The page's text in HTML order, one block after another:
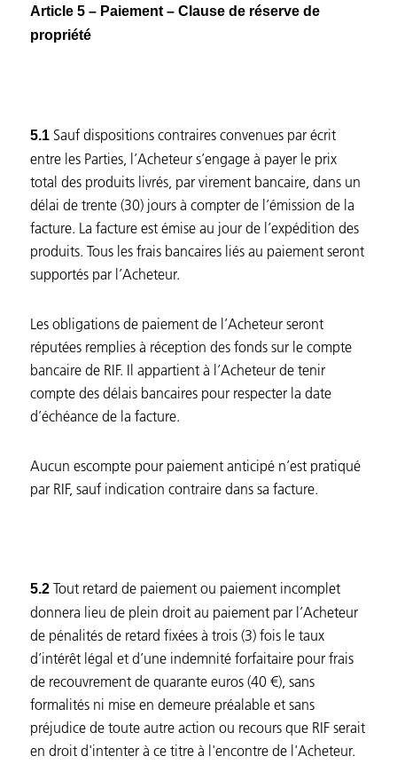
Article 5 – Paiement – Clause de réserve de
propriété
5.1 Sauf dispositions contraires convenues par écrit
entre les Parties, l’Acheteur s’engage à payer le prix
total des produits livrés, par virement bancaire, dans un
délai de trente (30) jours à compter de l’émission de la
facture. La facture est émise au jour de l’expédition des
produits. Tous les frais bancaires liés au paiement seront
supportés par l’Acheteur.
Les obligations de paiement de l’Acheteur seront
réputées remplies à réception des fonds sur le compte
bancaire de RIF. Il appartient à l’Acheteur de tenir
compte des délais bancaires pour respecter la date
d’échéance de la facture.
Aucun escompte pour paiement anticipé n’est pratiqué
par RIF, sauf indication contraire dans sa facture.
5.2 Tout retard de paiement ou paiement incomplet
donnera lieu de plein droit au paiement par l’Acheteur
de pénalités de retard fixées à trois (3) fois le taux
d’intérêt légal et d’une indemnité forfaitaire pour frais
de recouvrement de quarante euros (40 €), sans
formalités ni mise en demeure préalable et sans
préjudice de toute autre action ou recours que RIF serait
en droit d'intenter à ce titre à l'encontre de l'Acheteur.